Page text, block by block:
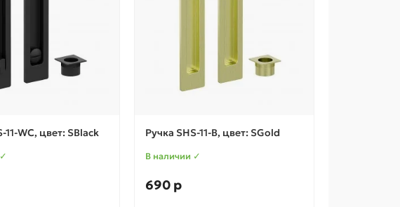
11-WC, цвет: SBlack Ручка SHS-11-B, цвет: SGold
В наличии ✓
690 р